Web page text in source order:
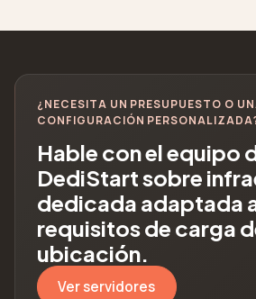
¿NECESITA UN PRESUPUESTO O
CONFIGURACIÓN
Hable con el equipo
DediStart sobre
dedicada adaptada
requisitos de carga
ubicación.
Ver servidores